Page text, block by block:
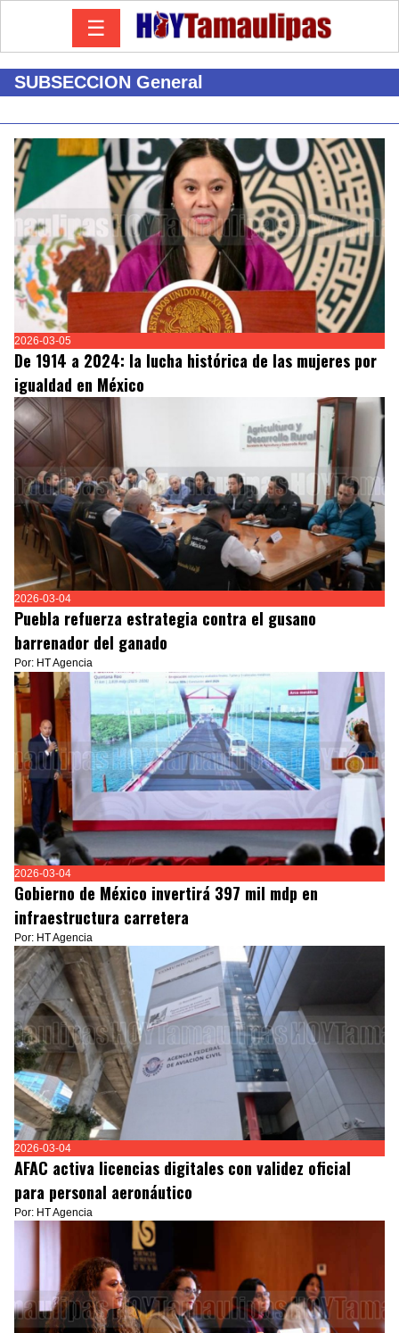
☰
SUBSECCION General
2026-03-05
De 1914 a 2024: la lucha histórica de las mujeres por
igualdad en México
2026-03-04
Puebla refuerza estrategia contra el gusano
barrenador del ganado
Por: HT Agencia
2026-03-04
Gobierno de México invertirá 397 mil mdp en
infraestructura carretera
Por: HT Agencia
2026-03-04
AFAC activa licencias digitales con validez oficial
para personal aeronáutico
Por: HT Agencia